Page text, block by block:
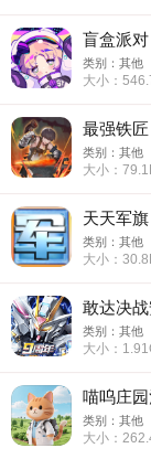
盲盒派对
类别：其他
大小：
最强铁匠
类别：其他
大小：
天天军旗
类别：其他
大小：
敢达决
类别：其他
大小：
喵呜庄
类别：其他
大小：